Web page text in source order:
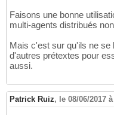
Faisons une bonne
multi-agents distribués
Mais c'est sur qu'ils ne se
d'autres prétextes pour
aussi.
Patrick Ruiz, le 08/06/2017